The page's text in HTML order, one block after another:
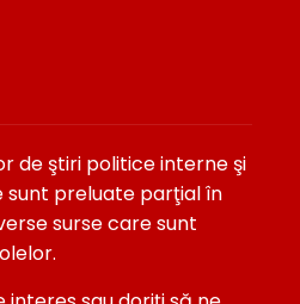
de ştiri politice interne şi
sunt preluate parţial în
surse care sunt